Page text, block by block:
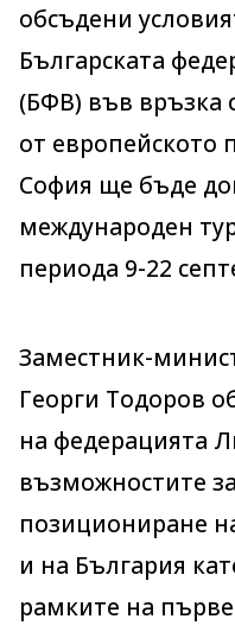
обсъдени
Българската
(БФВ) във връзка
от европейското
София ще бъде
международен
периода 9-22
Заместник-
Георги Тодоров
на федерацията
възможностите
позициониране
и на България
рамките на